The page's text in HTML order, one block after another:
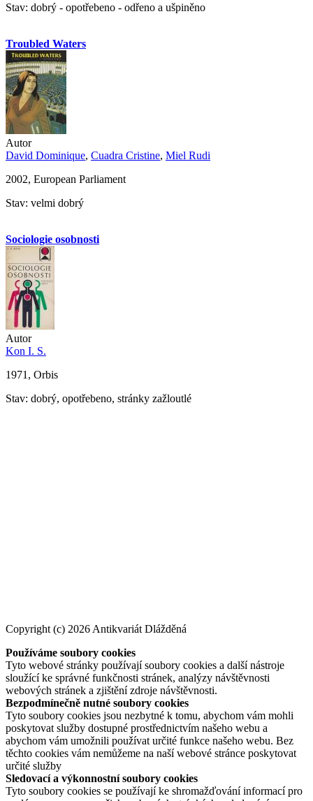
Stav: dobrý - opotřebeno - odřeno a ušpiněno
Troubled Waters
Autor
David Dominique, Cuadra Cristine, Miel Rudi
2002, European Parliament
Stav: velmi dobrý
Sociologie osobnosti
Autor
Kon I. S.
1971, Orbis
Stav: dobrý, opotřebeno, stránky zažloutlé
Copyright (c) 2026 Antikvariát Dlážděná
Používáme soubory cookies
Tyto webové stránky používají soubory cookies a další nástroje
sloužící ke správné funkčnosti stránek, analýzy návštěvnosti
webových stránek a zjištění zdroje návštěvnosti.
Bezpodmínečně nutné soubory cookies
Tyto soubory cookies jsou nezbytné k tomu, abychom vám mohli
poskytovat služby dostupné prostřednictvím našeho webu a
abychom vám umožnili používat určité funkce našeho webu. Bez
těchto cookies vám nemůžeme na naší webové stránce poskytovat
určité služby
Sledovací a výkonnostní soubory cookies
Tyto soubory cookies se používají ke shromažďování informací pro